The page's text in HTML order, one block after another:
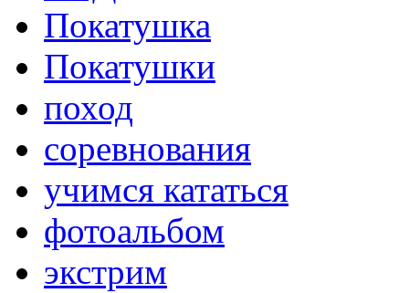
Покатушка
Покатушки
поход
соревнования
учимся кататься
фотоальбом
экстрим